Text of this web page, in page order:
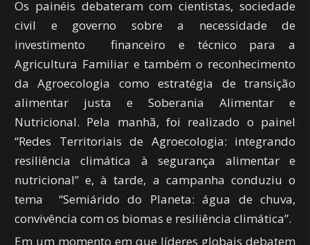
Os painéis debateram com cientistas, sociedade
civil e governo sobre a necessidade de
investimento financeiro e técnico para a
Agricultura Familiar e também o reconhecimento
da Agroecologia como estratégia de transição
alimentar justa e Soberania Alimentar e
Nutricional. Pela manhã, foi realizado o painel
“Redes Territoriais de Agroecologia: integrando
resiliência climática à segurança alimentar e
nutricional” e, à tarde, a campanha conduziu o
tema “Semiárido do Planeta: água de chuva,
convivência com os biomas e resiliência climática”.
Em um momento em que líderes globais debatem